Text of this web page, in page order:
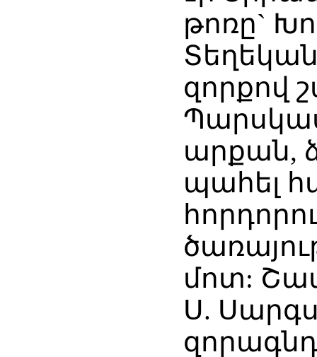
թոռը`
զորքով
արքան,
պահել
մոտ:
Ս.